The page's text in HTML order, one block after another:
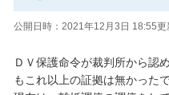
公開日時： 2021年12月3日 18:55更
ＤＶ保護命令が裁判所から認
もこれ以上の証拠は無かったで